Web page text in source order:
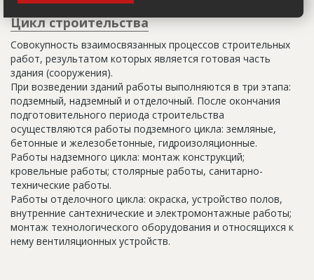
Цикл строительства
Совокупность взаимосвязанных процессов строительных
работ, результатом которых является готовая часть
здания (сооружения).
При возведении зданий работы выполняются в три этапа:
подземный, надземный и отделочный. После окончания
подготовительного периода строительства
осуществляются работы подземного цикла: земляные,
бетонные и железобетонные, гидроизоляционные.
Работы надземного цикла: монтаж конструкций;
кровельные работы; столярные работы, санитарно-
технические работы.
Работы отделочного цикла: окраска, устройство полов,
внутренние сантехнические и электромонтажные работы;
монтаж технологического оборудования и относящихся к
нему вентиляционных устройств.